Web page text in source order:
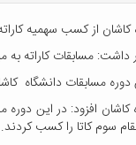
کاشان از کسب سهمیه
مسابقات کاراته به
مسابقات دانشگاه
سوم کاتا را کسب کردند.